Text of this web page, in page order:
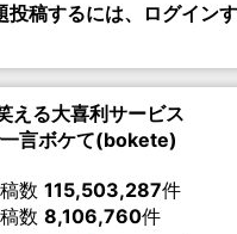
投稿するには、ログイン
える大喜利サービス
言ボケて(bokete)
数 115,503,287件
数 8,106,760件